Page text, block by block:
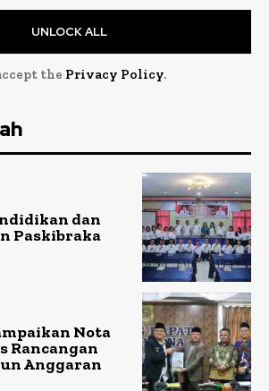
UNLOCK ALL
the Privacy Policy.
dan
Paskibraka
Nota
Rancangan
Anggaran